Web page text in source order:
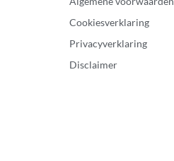
Cookiesverklaring
Privacyverklaring
Disclaimer